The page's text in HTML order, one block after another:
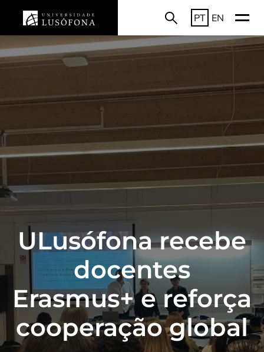
PT EN
ULusófona recebe
docentes
Erasmus+ e reforça
cooperação global